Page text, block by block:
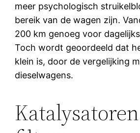
meer psychologisch
bereik van de wagen zijn.
200 km genoeg voor
Toch wordt geoordeeld dat
klein is, door de vergelijking
dieselwagens.